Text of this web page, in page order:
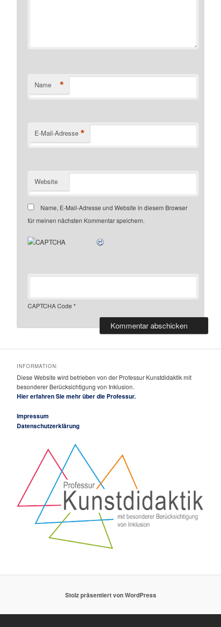
Name *
E-Mail-Adresse *
Website
Name, E-Mail-Adresse und Website in diesem Browser
für meinen nächsten Kommentar speichern.
CAPTCHA Code *
INFORMATION:
Diese Website wird betrieben von der Professur Kunstdidaktik mit
besonderer Berücksichtigung von Inklusion.
Hier erfahren Sie mehr über die Professur.
Impressum
Datenschutzerklärung
Stolz präsentiert von WordPress